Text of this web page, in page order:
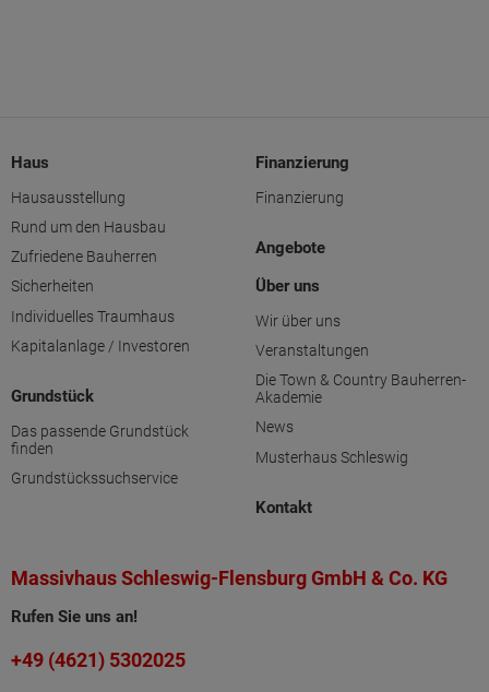
Haus
Hausausstellung
Rund um den Hausbau
Zufriedene Bauherren
Sicherheiten
Individuelles Traumhaus
Kapitalanlage / Investoren
Grundstück
Das passende Grundstück
finden
Grundstückssuchservice
Finanzierung
Finanzierung
Angebote
Über uns
Wir über uns
Veranstaltungen
Die Town & Country Bauherren-
Akademie
News
Musterhaus Schleswig
Kontakt
Massivhaus Schleswig-Flensburg GmbH & Co. KG
Rufen Sie uns an!
+49 (4621) 5302025